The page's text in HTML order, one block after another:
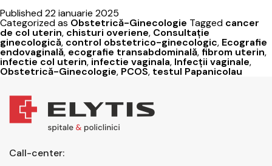
ginecologice
periodice
Published22 ianuarie 2025
Categorized as Obstetrică-Ginecologie Tagged cancer
de col uterin, chisturi overiene, Consultație
ginecologică, control obstetrico-ginecologic, Ecografie
endovaginală, ecografie transabdominală, fibrom uterin,
infectie col uterin, infectie vaginala, Infecții vaginale,
Obstetrică-Ginecologie, PCOS, testul Papanicolau
Call-center: